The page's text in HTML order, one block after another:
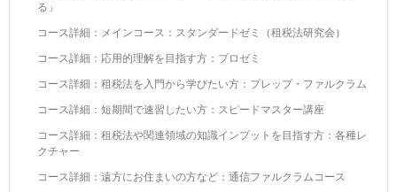
る」
コース詳細：メインコース：スタンダードゼミ（租税法研究会）
コース詳細：応用的理解を目指す方：プロゼミ
コース詳細：租税法を入門から学びたい方：プレップ・ファルクラム
コース詳細：短期間で速習したい方：スピードマスター講座
コース詳細：租税法や関連領域の知識インプットを目指す方：各種レ
クチャー
コース詳細：遠方にお住まいの方など：通信ファルクラムコース